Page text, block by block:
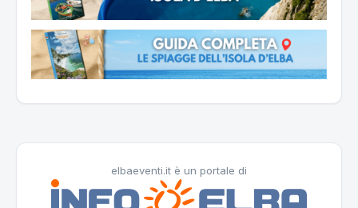
elbaeventi.it è un portale di